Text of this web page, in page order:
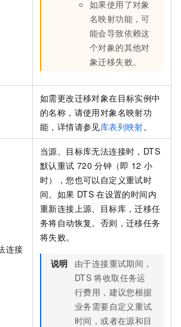
如果使用了对象
名映射功能，可
能会导致依赖这
个对象的其他对
象迁移失败。
如需更改迁移对象在目标实例中
的名称，请使用对象名映射功
能，详情请参见库表列映射。
连接
当源、目标库无法连接时，DTS
默认重试 720 分钟（即 12 小
时），您也可以自定义重试时
间。如果 DTS 在设置的时间内
重新连接上源、目标库，迁移任
务将自动恢复。否则，迁移任务
将失败。
说明
由于连接重试期间，
DTS 将收取任务运
行费用，建议您根据
业务需要自定义重试
时间，或者在源和目